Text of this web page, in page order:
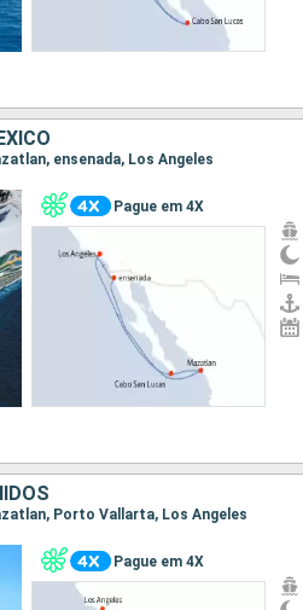
ensenada, Los Angeles
Pague em 4X
Porto Vallarta, Los Angeles
Pague em 4X